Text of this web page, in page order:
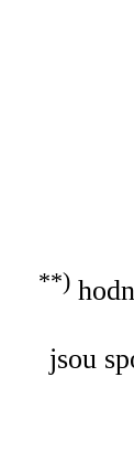
**)
jsou